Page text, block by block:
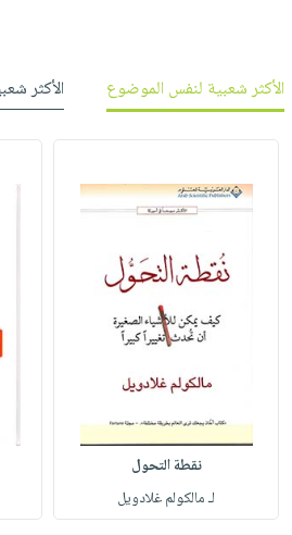
الأكثر شعبية لنفس الموضوع
الأكثر
نقطة التحول
لـ مالكولم غلادويل